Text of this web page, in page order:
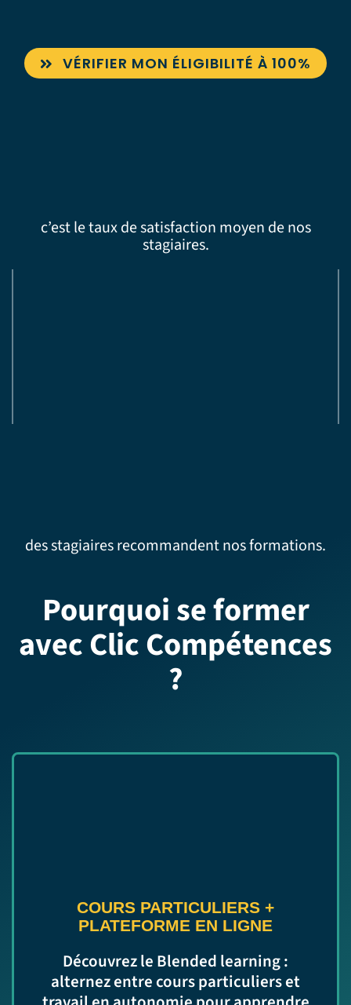
VÉRIFIER MON ÉLIGIBILITÉ À 100%
c’est le taux de satisfaction moyen de nos
stagiaires.
des stagiaires recommandent nos formations.
Pourquoi se former
avec Clic Compétences
?
COURS PARTICULIERS +
PLATEFORME EN LIGNE
Découvrez le Blended learning :
alternez entre cours particuliers et